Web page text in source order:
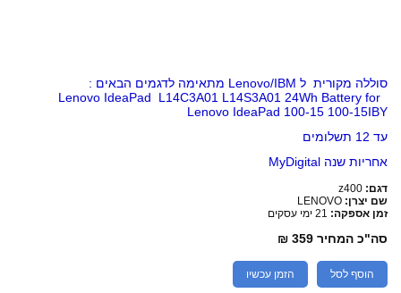
סוללה מקורית ל Lenovo/IBM מתאימה לדגמים הבאים :
Lenovo IdeaPad L14C3A01 L14S3A01 24Wh Battery for
Lenovo IdeaPad 100-15 100-15IBY
עד 12 תשלומים
אחריות שנה MyDigital
דגם: z400
שם יצרן: LENOVO
זמן אספקה: 21 ימי עסקים
סה"כ המחיר 359 ₪
הוסף לסל הזמן עכשיו